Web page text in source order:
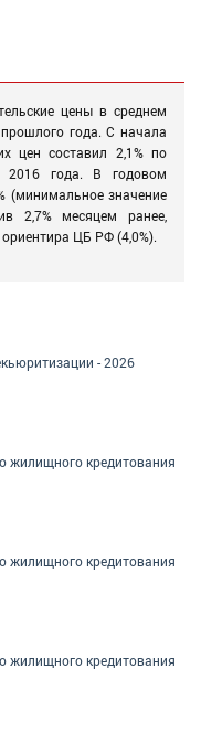
цены в среднем
года. С начала
цен составил 2,1% по
2016 года. В годовом
(минимальное значение
2,7% месяцем ранее,
ЦБ РФ (4,0%).
- 2026
жилищного кредитования
жилищного кредитования
жилищного кредитования